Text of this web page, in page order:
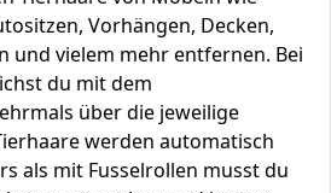
Vorhängen, Decken,
und vielem mehr entfernen. Bei
du mit dem
über die jeweilige
werden automatisch
als mit Fusselrollen musst du